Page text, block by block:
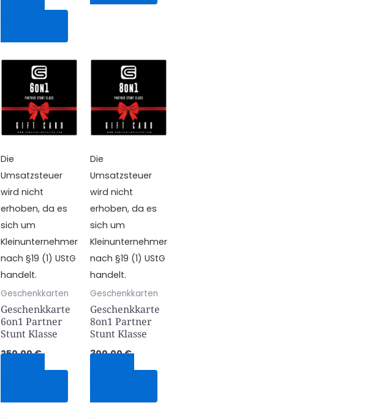
Die
Umsatzsteuer
wird nicht
erhoben, da es
sich um
Kleinunternehmer
nach §19 (1) UStG
handelt.
Geschenkkarten
Geschenkkarte
6on1 Partner
Stunt Klasse
250,00€
Die
Umsatzsteuer
wird nicht
erhoben, da es
sich um
Kleinunternehmer
nach §19 (1) UStG
handelt.
Geschenkkarten
Geschenkkarte
8on1 Partner
Stunt Klasse
300,00€